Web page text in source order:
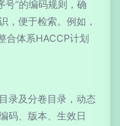
”的编码规则，确
，便于检索。例如，
合体系HACCP计划
录及分卷目录，动态
码、版本、生效日